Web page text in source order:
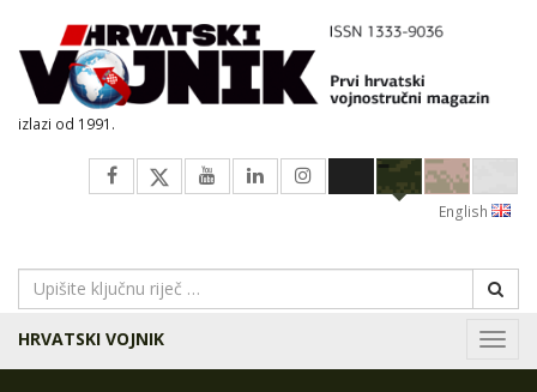
izlazi od 1991.
English
HRVATSKI VOJNIK